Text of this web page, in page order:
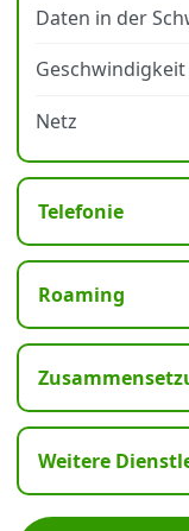
Daten in der
Geschwindigkeit
Netz
Telefonie
Roaming
Weitere